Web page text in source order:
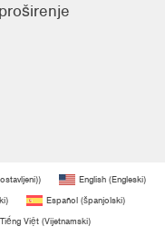
) English (Engleski)
) Español (španjolski)
Tiếng Việt (Vijetnamski)